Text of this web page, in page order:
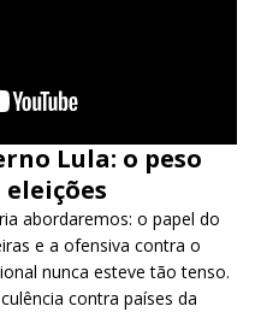
Lula: o peso
abordaremos: o papel do
e a ofensiva contra o
nunca esteve tão tenso.
contra países da